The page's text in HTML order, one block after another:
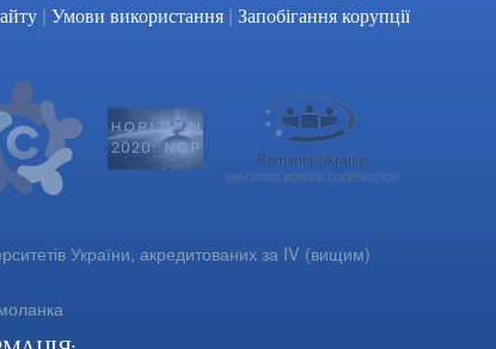
Facebook
YouTube
| Умови використання | Запобігання корупції
України, акредитованих за IV (вищим)